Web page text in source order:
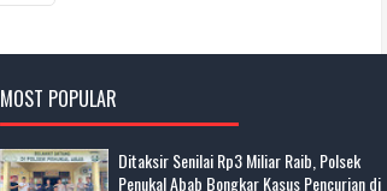
MOST POPULAR
Ditaksir Senilai Rp3 Miliar Raib, Polsek
Penukal Abab Bongkar Kasus Pencurian di